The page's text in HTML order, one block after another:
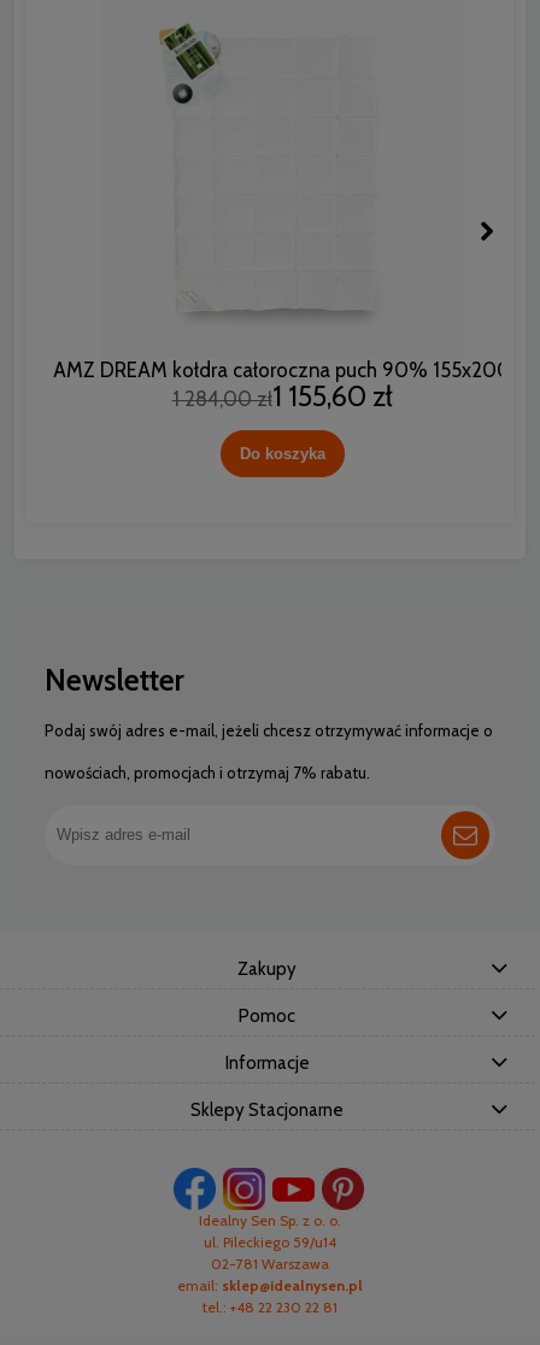
AMZ DREAM kołdra całoroczna puch 90% 155x200
1 284,00 zł1 155,60 zł
Do koszyka
Newsletter
Podaj swój adres e-mail, jeżeli chcesz otrzymywać informacje o
nowościach, promocjach i otrzymaj 7% rabatu.
Zakupy
Pomoc
Informacje
Sklepy Stacjonarne
Idealny Sen Sp. z o. o.
ul. Pileckiego 59/u14
02-781 Warszawa
email: sklep@idealnysen.pl
tel.: +48 22 230 22 81